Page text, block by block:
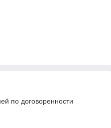
по договоренности